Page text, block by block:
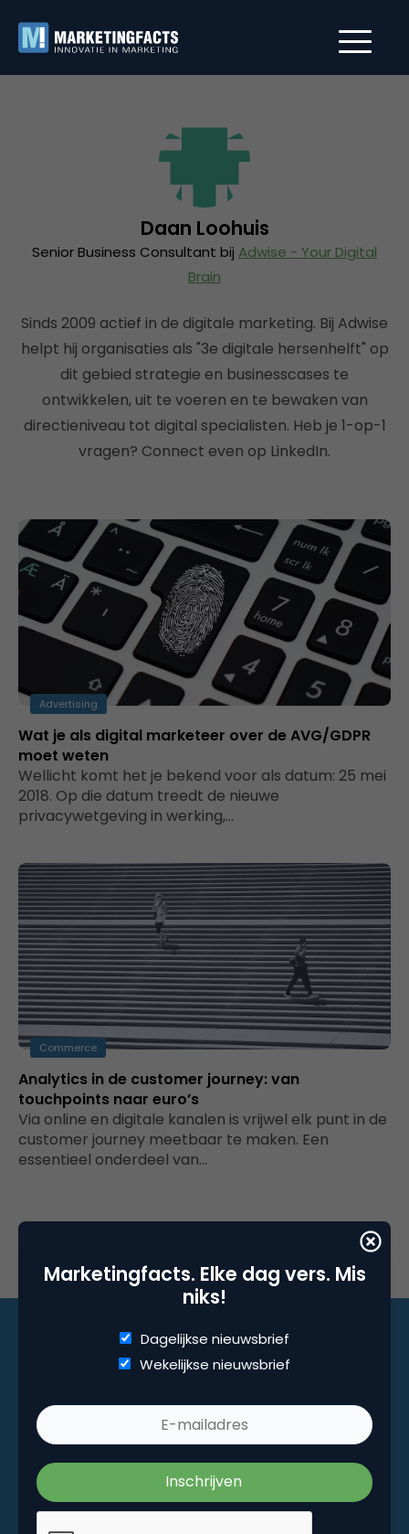
Daan Loohuis
Senior Business Consultant bij Adwise - Your Digital
Brain
Sinds 2009 actief in de digitale marketing. Bij Adwise
helpt hij organisaties als "3e digitale hersenhelft" op
dit gebied strategie en businesscases te
ontwikkelen, uit te voeren en te bewaken van
directieniveau tot digital specialisten. Heb je 1-op-1
vragen? Connect even op LinkedIn.
Advertising
Wat je als digital marketeer over de AVG/GDPR
moet weten
Wellicht komt het je bekend voor als datum: 25 mei
2018. Op die datum treedt de nieuwe
privacywetgeving in werking,…
Commerce
Analytics in de customer journey: van
touchpoints naar euro’s
Via online en digitale kanalen is vrijwel elk punt in de
customer journey meetbaar te maken. Een
essentieel onderdeel van…
Marketingfacts. Elke dag vers. Mis
niks!
Dagelijkse nieuwsbrief
Wekelijkse nieuwsbrief
Dagelijkse nieuwsbrief
Wekelijkse nieuwsbrief